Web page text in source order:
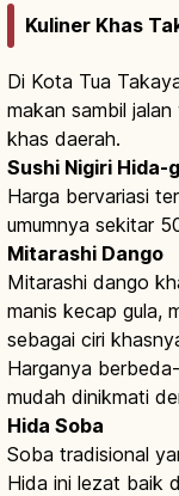
Kuliner Khas
Di Kota Tua
makan sambil
khas daerah.
Sushi Nigiri Hida-
Harga bervariasi
umumnya sekitar
Mitarashi Dango
Mitarashi dango
manis kecap gula,
sebagai ciri
Harganya
mudah dinikmati
Hida Soba
Soba tradisional
Hida ini lezat baik